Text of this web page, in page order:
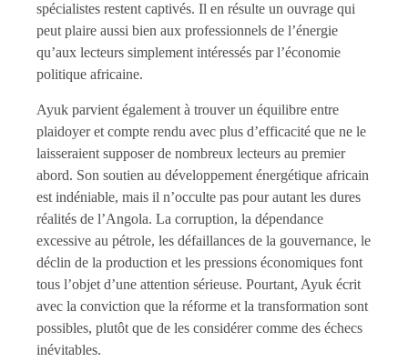
spécialistes restent captivés. Il en résulte un ouvrage qui
peut plaire aussi bien aux professionnels de l’énergie
qu’aux lecteurs simplement intéressés par l’économie
politique africaine.
Ayuk parvient également à trouver un équilibre entre
plaidoyer et compte rendu avec plus d’efficacité que ne le
laisseraient supposer de nombreux lecteurs au premier
abord. Son soutien au développement énergétique africain
est indéniable, mais il n’occulte pas pour autant les dures
réalités de l’Angola. La corruption, la dépendance
excessive au pétrole, les défaillances de la gouvernance, le
déclin de la production et les pressions économiques font
tous l’objet d’une attention sérieuse. Pourtant, Ayuk écrit
avec la conviction que la réforme et la transformation sont
possibles, plutôt que de les considérer comme des échecs
inévitables.